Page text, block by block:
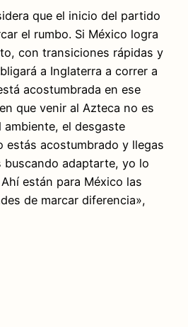
que el inicio del partido
el rumbo. Si México logra
con transiciones rápidas y
a Inglaterra a correr a
acostumbrada en ese
que venir al Azteca no es
ambiente, el desgaste
estás acostumbrado y llegas
buscando adaptarte, yo lo
están para México las
de marcar diferencia»,